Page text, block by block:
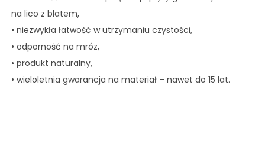
na lico z blatem,
• niezwykła łatwość w utrzymaniu czystości,
• odporność na mróz,
• produkt naturalny,
• wieloletnia gwarancja na materiał – nawet do 15 lat.